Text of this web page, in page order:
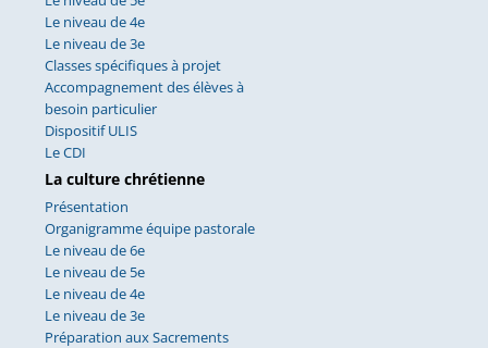
Le niveau de 4e
Le niveau de 3e
Classes spécifiques à projet
Accompagnement des élèves à
besoin particulier
Dispositif ULIS
Le CDI
La culture chrétienne
Présentation
Organigramme équipe pastorale
Le niveau de 6e
Le niveau de 5e
Le niveau de 4e
Le niveau de 3e
Préparation aux Sacrements